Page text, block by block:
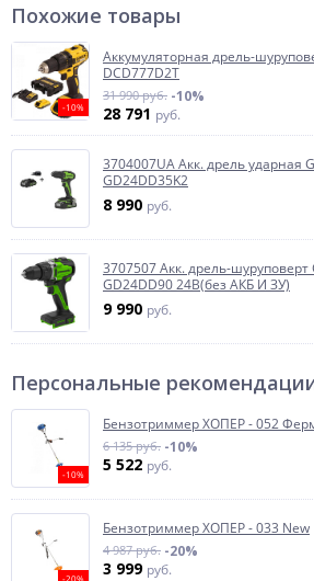
Похожие товары
-10%
Аккумуляторная дрель-
DCD777D2T
31 990 руб. -10%
28 791 руб.
3704007UA Акк. дрель ударная
GD24DD35K2
8 990 руб.
3707507 Акк. дрель-шуруповерт
GD24DD90 24B(без АКБ И ЗУ)
9 990 руб.
Персональные
-10%
Бензотриммер ХОПЕР - 052
6 135 руб. -10%
5 522 руб.
-20%
Бензотриммер ХОПЕР - 033 New
4 987 руб. -20%
3 999 руб.